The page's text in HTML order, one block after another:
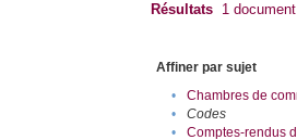
Résultats 1 document
Affiner par sujet
•
Chambres de
•
Codes
•
Comptes-rendus